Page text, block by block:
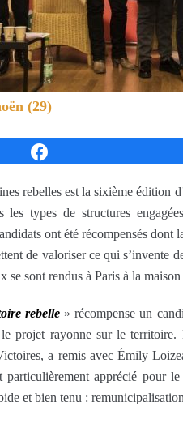
(29)
rebelles est la sixième édition
types de structures
ont été récompensés dont
de valoriser ce qui s’invente
se sont rendus à Paris à la
rebelle» récompense un
projet rayonne sur le
a remis avec Émily
particulièrement apprécié pour
et bien tenu :